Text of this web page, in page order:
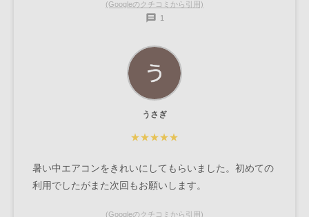
(Googleのクチコミから引用)
1
うさぎ
★★★★★
暑い中エアコンをきれいにしてもらいました。初めての
利用でしたがまた次回もお願いします。
(Googleのクチコミから引用)